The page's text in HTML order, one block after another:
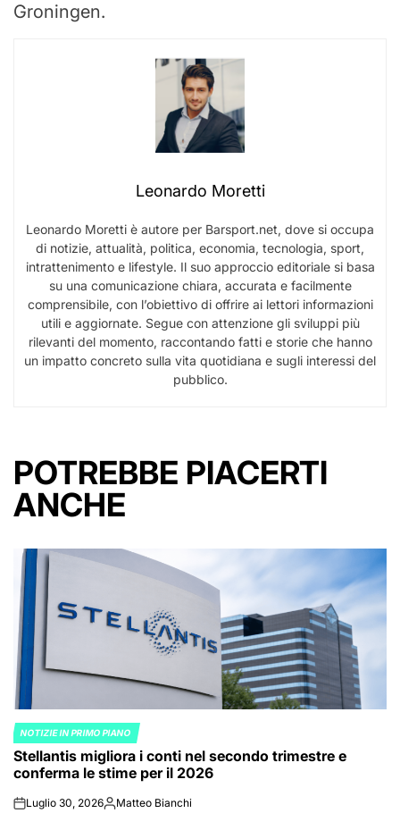
Groningen.
Leonardo Moretti
Leonardo Moretti è autore per Barsport.net, dove si occupa
di notizie, attualità, politica, economia, tecnologia, sport,
intrattenimento e lifestyle. Il suo approccio editoriale si basa
su una comunicazione chiara, accurata e facilmente
comprensibile, con l’obiettivo di offrire ai lettori informazioni
utili e aggiornate. Segue con attenzione gli sviluppi più
rilevanti del momento, raccontando fatti e storie che hanno
un impatto concreto sulla vita quotidiana e sugli interessi del
pubblico.
POTREBBE PIACERTI
ANCHE
POSTED
IN
NOTIZIE IN PRIMO PIANO
Stellantis migliora i conti nel secondo trimestre e
conferma le stime per il 2026
onLuglio 30, 2026Posted
Matteo Bianchi